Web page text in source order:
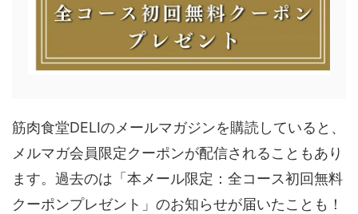
筋肉食堂DELIのメールマガジンを購読していると、
メルマガ会員限定クーポンが配信されることもあり
ます。過去のは「本メール限定：全コース初回無料
クーポンプレゼント」のお知らせが届いたことも！